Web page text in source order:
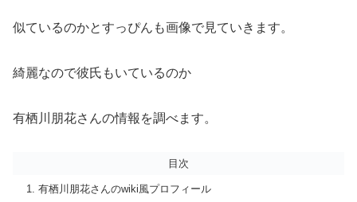
似ているのかとすっぴんも画像で見ていきます。
綺麗なので彼氏もいているのか
有栖川朋花さんの情報を調べます。
目次
有栖川朋花さんのwiki風プロフィール